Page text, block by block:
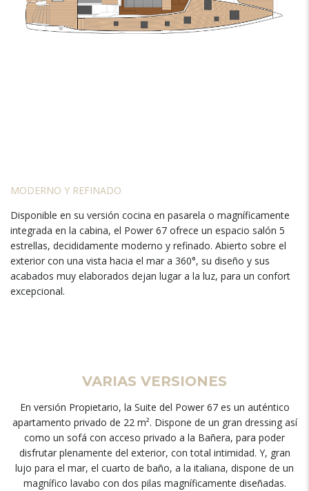
MODERNO Y REFINADO
Disponible en su versión cocina en pasarela o magníficamente
integrada en la cabina, el Power 67 ofrece un espacio salón 5
estrellas, decididamente moderno y refinado. Abierto sobre el
exterior con una vista hacia el mar a 360°, su diseño y sus
acabados muy elaborados dejan lugar a la luz, para un confort
excepcional.
VARIAS VERSIONES
En versión Propietario, la Suite del Power 67 es un auténtico
apartamento privado de 22 m². Dispone de un gran dressing así
como un sofá con acceso privado a la Bañera, para poder
disfrutar plenamente del exterior, con total intimidad. Y, gran
lujo para el mar, el cuarto de baño, a la italiana, dispone de un
magnífico lavabo con dos pilas magníficamente diseñadas.